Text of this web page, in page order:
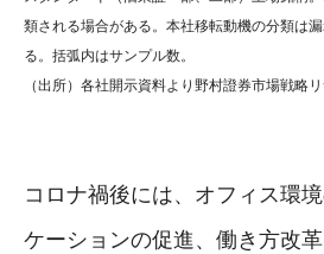
類される場合がある。本社移転動機の分類は
る。括弧内はサンプル数。
（出所）各社開示資料より野村證券市場戦略
コロナ禍後には、オフィス環
ケーションの促進、働き方改